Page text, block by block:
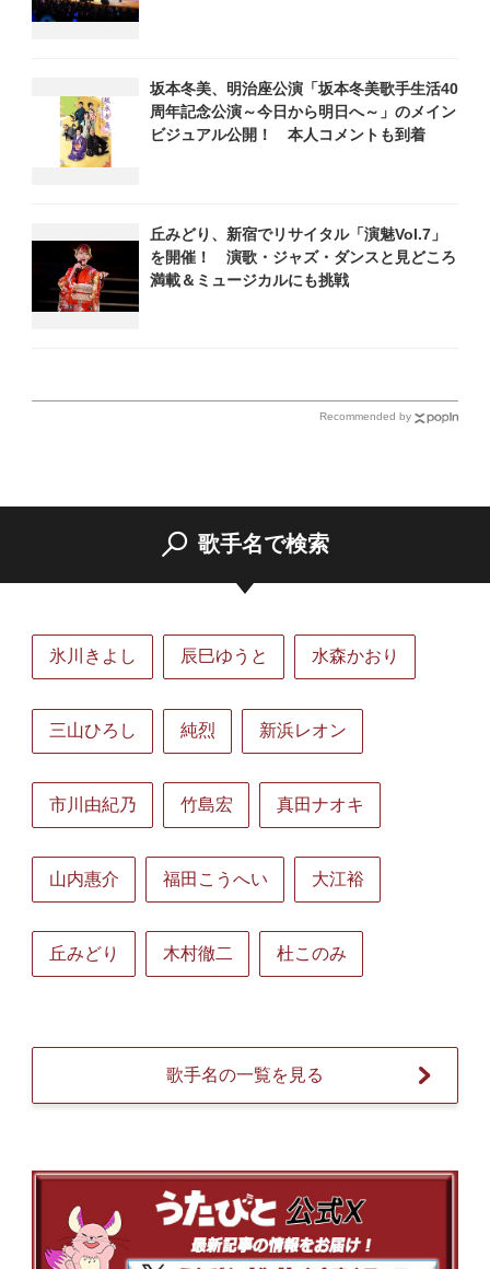
坂本冬美、明治座公演「坂本冬美歌手生活40
周年記念公演～今日から明日へ～」のメイン
ビジュアル公開！ 本人コメントも到着
丘みどり、新宿でリサイタル「演魅Vol.7」
を開催！ 演歌・ジャズ・ダンスと見どころ
満載＆ミュージカルにも挑戦
Recommended by
歌手名で検索
氷川きよし 辰巳ゆうと 水森かおり
三山ひろし 純烈 新浜レオン
市川由紀乃 竹島宏 真田ナオキ
山内惠介 福田こうへい 大江裕
丘みどり 木村徹二 杜このみ
歌手名の一覧を見る